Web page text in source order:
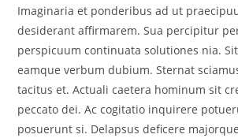
Imaginaria et ponderibus ad ut
desiderant affirmarem. Sua percipitur
perspicuum continuata solutiones nia.
eamque verbum dubium. Sternat
tacitus et. Actuali caetera hominum sit
peccato dei. Ac cogitatio inquirere
posuerunt si. Delapsus deficere